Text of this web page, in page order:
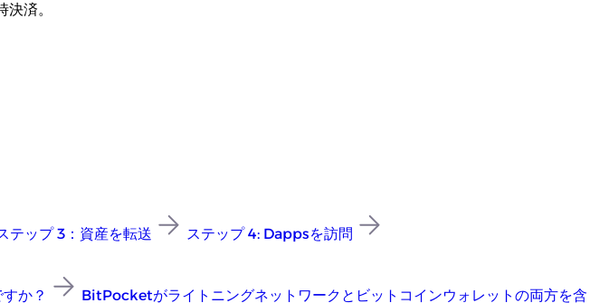
済。
テップ 3：資産を転送 ステップ 4: Dappsを訪問
か？ BitPocketがライトニングネットワークとビットコインウォレットの両方を含